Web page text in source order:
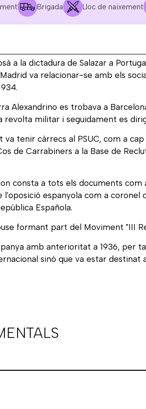
Brigada Lloc de naixement
a la dictadura de Salazar a
va relacionar-se amb els
Alexandrino es trobava a
revolta militar i seguidament es
tenir càrrecs al PSUC, com a
de Carrabiners a la Base de
on consta a tots els documents
l'oposició espanyola com a
Española.
formant part del Moviment "III
amb anterioritat a 1936, per
sinó que va estar destinat